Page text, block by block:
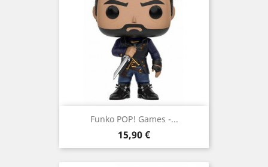
Funko POP! Games -...
Prix
15,90 €